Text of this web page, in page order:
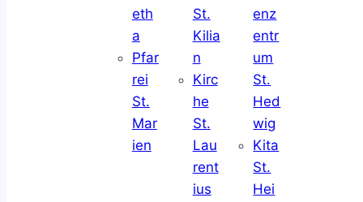
eth
a
Pfar
rei
St.
Mar
ien
St.
Kilia
n
Kirc
he
St.
Lau
rent
ius
enz
entr
um
St.
Hed
wig
Kita
St.
Hei